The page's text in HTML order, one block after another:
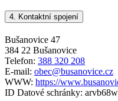
4. Kontaktní spojení
Bušanovice 47
384 22 Bušanovice
Telefon: 388 320 208
E-mail: obec@busanovice.cz
WWW: https://
ID Datové schránky: arvb68w